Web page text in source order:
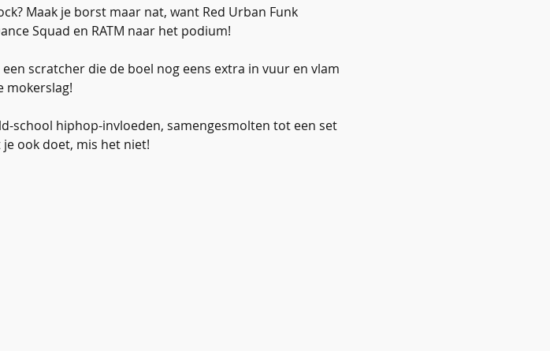
Maak je borst maar nat, want Red Urban Funk
Squad en RATM naar het podium!
scratcher die de boel nog eens extra in vuur en vlam
mokerslag!
school hiphop-invloeden, samengesmolten tot een set
ook doet, mis het niet!